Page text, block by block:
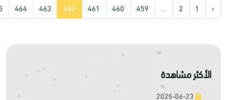
‹
1
2
...
459
460
461
462
463
464
الأكثر مشاهدة